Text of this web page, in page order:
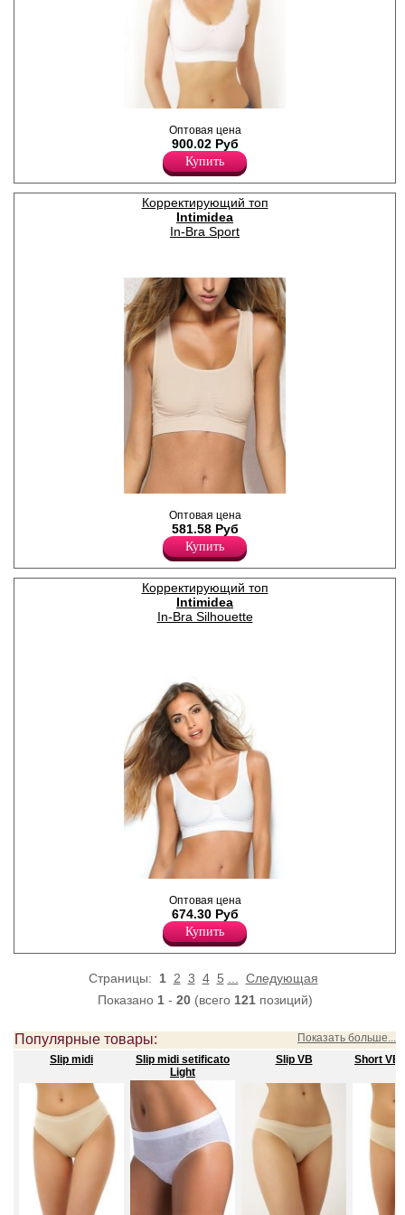
элегантным кружевом.
Лайкра 19%
Полиамид 81%
Оптовая цена
900.02 Руб
Купить
Корректирующий топ
Intimidea
In-Bra Sport
комфортными бретелями, с
поддержкой в области груди.
Полиамид 81%
Эластан 19%
Оптовая цена
581.58 Руб
Купить
Корректирующий топ
Intimidea
In-Bra Silhouette
комфортными бретелями,
обеспечивающий
естественную поддержку.
Лайкра 19%
Полиамид 81%
Оптовая цена
674.30 Руб
Купить
Страницы: 1 2 3 4 5
Следующая
Показано 1- 20(всего 121позиций)
Популярные товары:
Показать больше...
Slip midi
Slip midi setificato
Light
Slip VB Short VB